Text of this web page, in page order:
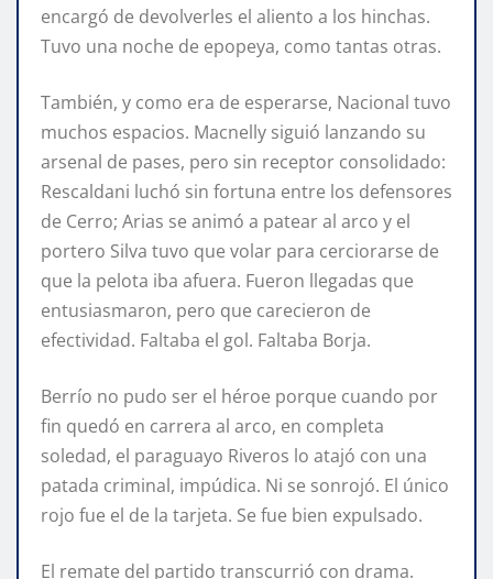
encargó de devolverles el aliento a los hinchas.
Tuvo una noche de epopeya, como tantas otras.
También, y como era de esperarse, Nacional tuvo
muchos espacios. Macnelly siguió lanzando su
arsenal de pases, pero sin receptor consolidado:
Rescaldani luchó sin fortuna entre los defensores
de Cerro; Arias se animó a patear al arco y el
portero Silva tuvo que volar para cerciorarse de
que la pelota iba afuera. Fueron llegadas que
entusiasmaron, pero que carecieron de
efectividad. Faltaba el gol. Faltaba Borja.
Berrío no pudo ser el héroe porque cuando por
fin quedó en carrera al arco, en completa
soledad, el paraguayo Riveros lo atajó con una
patada criminal, impúdica. Ni se sonrojó. El único
rojo fue el de la tarjeta. Se fue bien expulsado.
El remate del partido transcurrió con drama.